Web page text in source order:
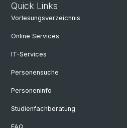
Quick Links
Vorlesungsverzeichnis
Online Services
IT-Services
Personensuche
Personeninfo
Studienfachberatung